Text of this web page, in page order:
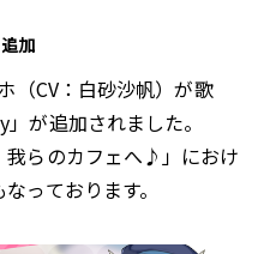
加
（CV：白砂沙帆）が歌
が追加されました。
我らのカフェへ♪」におけ
っております。